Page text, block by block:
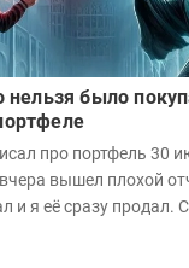
нельзя было
вышел плохой
сразу продал. Структура